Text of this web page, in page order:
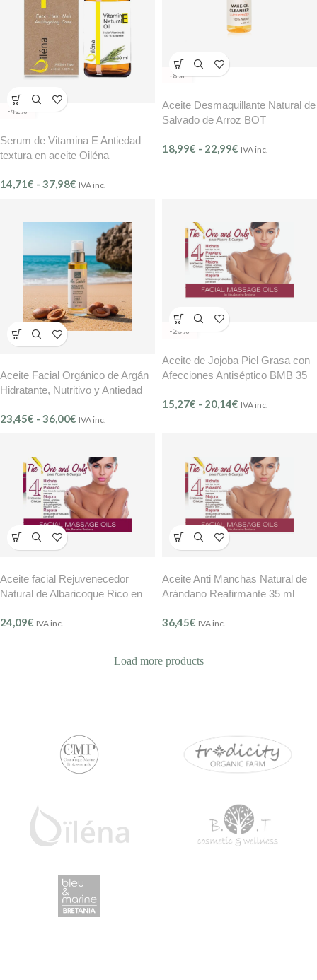
-42%
Serum de Vitamina E Antiedad
textura en aceite Oiléna
14,71€ - 37,98€ IVA inc.
-8%
Aceite Desmaquillante Natural de
Salvado de Arroz BOT
18,99€ - 22,99€ IVA inc.
Aceite Facial Orgánico de Argán
Hidratante, Nutritivo y Antiedad
23,45€ - 36,00€ IVA inc.
-25%
Aceite de Jojoba Piel Grasa con
Afecciones Antiséptico BMB 35
15,27€ - 20,14€ IVA inc.
Aceite facial Rejuvenecedor
Natural de Albaricoque Rico en
24,09€ IVA inc.
Aceite Anti Manchas Natural de
Arándano Reafirmante 35 ml
36,45€ IVA inc.
Load more products